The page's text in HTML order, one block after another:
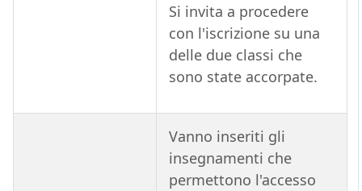
Si invita a procedere
con l'iscrizione su una
delle due classi che
sono state accorpate.
Vanno inseriti gli
insegnamenti che
permettono l'accesso